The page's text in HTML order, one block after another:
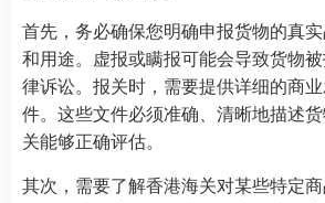
首先，务必确保您明确申报货物的真
和用途。虚报或瞒报可能会导致货物
律诉讼。报关时，需要提供详细的商
件。这些文件必须准确、清晰地描述
关能够正确评估。
其次，需要了解香港海关对某些特定商